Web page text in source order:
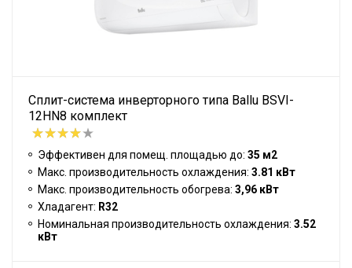
Сплит-система инверторного типа Ballu BSVI-
12HN8 комплект
Эффективен для помещ. площадью до: 35 м2
Макс. производительность охлаждения: 3.81 кВт
Макс. производительность обогрева: 3,96 кВт
Хладагент: R32
Номинальная производительность охлаждения: 3.52
кВт